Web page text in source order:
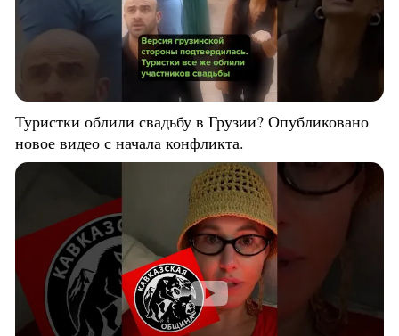
Туристки облили свадьбу в Грузии? Опубликовано
новое видео с начала конфликта.